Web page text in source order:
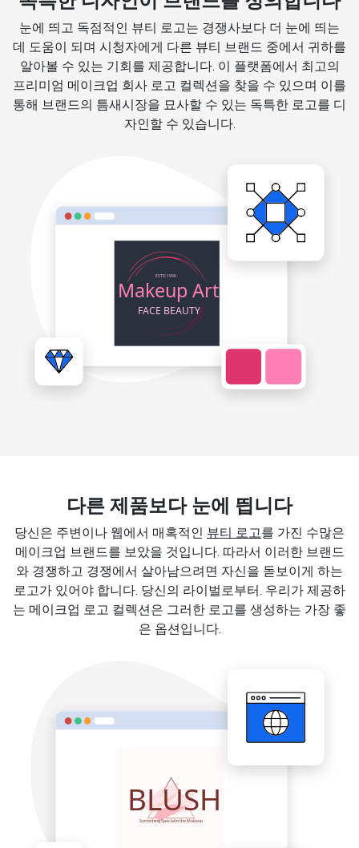
눈에 띄고 독점적인 뷰티 로고는 경쟁사보다 더 눈에 띄는
데 도움이 되며 시청자에게 다른 뷰티 브랜드 중에서 귀하를
알아볼 수 있는 기회를 제공합니다. 이 플랫폼에서 최고의
프리미엄 메이크업 회사 로고 컬렉션을 찾을 수 있으며 이를
통해 브랜드의 틈새시장을 묘사할 수 있는 독특한 로고를 디
자인할 수 있습니다.
다른 제품보다 눈에 띕니다
당신은 주변이나 웹에서 매혹적인 뷰티 로고를 가진 수많은
메이크업 브랜드를 보았을 것입니다. 따라서 이러한 브랜드
와 경쟁하고 경쟁에서 살아남으려면 자신을 돋보이게 하는
로고가 있어야 합니다. 당신의 라이벌로부터. 우리가 제공하
는 메이크업 로고 컬렉션은 그러한 로고를 생성하는 가장 좋
은 옵션입니다.